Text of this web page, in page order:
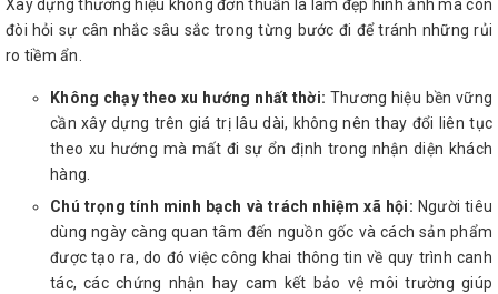
Xây dựng thương hiệu không đơn thuần là làm đẹp hình ảnh mà còn
đòi hỏi sự cân nhắc sâu sắc trong từng bước đi để tránh những rủi
ro tiềm ẩn.
Không chạy theo xu hướng nhất thời: Thương hiệu bền vững
cần xây dựng trên giá trị lâu dài, không nên thay đổi liên tục
theo xu hướng mà mất đi sự ổn định trong nhận diện khách
hàng.
Chú trọng tính minh bạch và trách nhiệm xã hội: Người tiêu
dùng ngày càng quan tâm đến nguồn gốc và cách sản phẩm
được tạo ra, do đó việc công khai thông tin về quy trình canh
tác, các chứng nhận hay cam kết bảo vệ môi trường giúp